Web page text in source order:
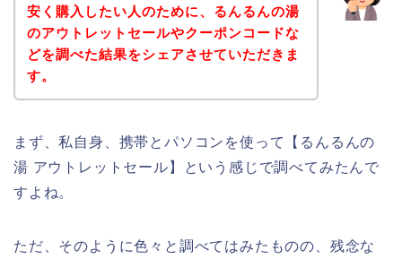
安く購入したい人のために、るんるんの湯
のアウトレットセールやクーポンコードな
どを調べた結果をシェアさせていただきま
す。
まず、私自身、携帯とパソコンを使って【るんるんの
湯 アウトレットセール】という感じで調べてみたんで
すよね。
ただ、そのように色々と調べてはみたものの、残念な